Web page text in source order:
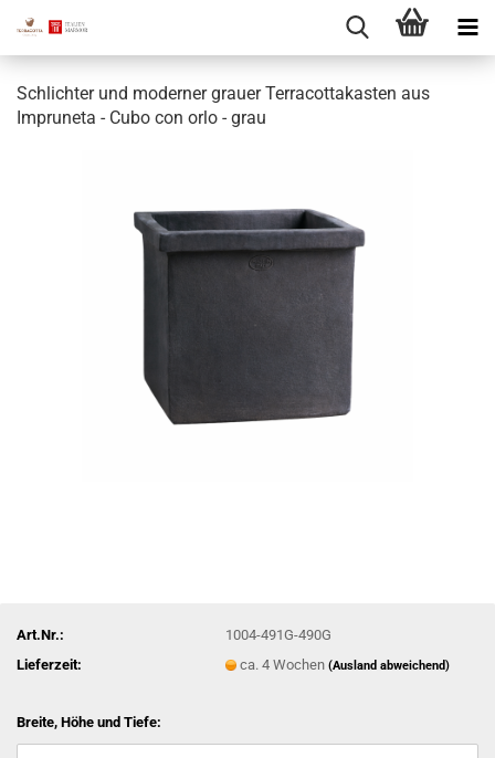
Schlichter und moderner grauer Terracottakasten aus
Impruneta - Cubo con orlo - grau
Art.Nr.:
1004-491G-490G
Lieferzeit:
ca. 4 Wochen(Ausland abweichend)
Breite, Höhe und Tiefe: